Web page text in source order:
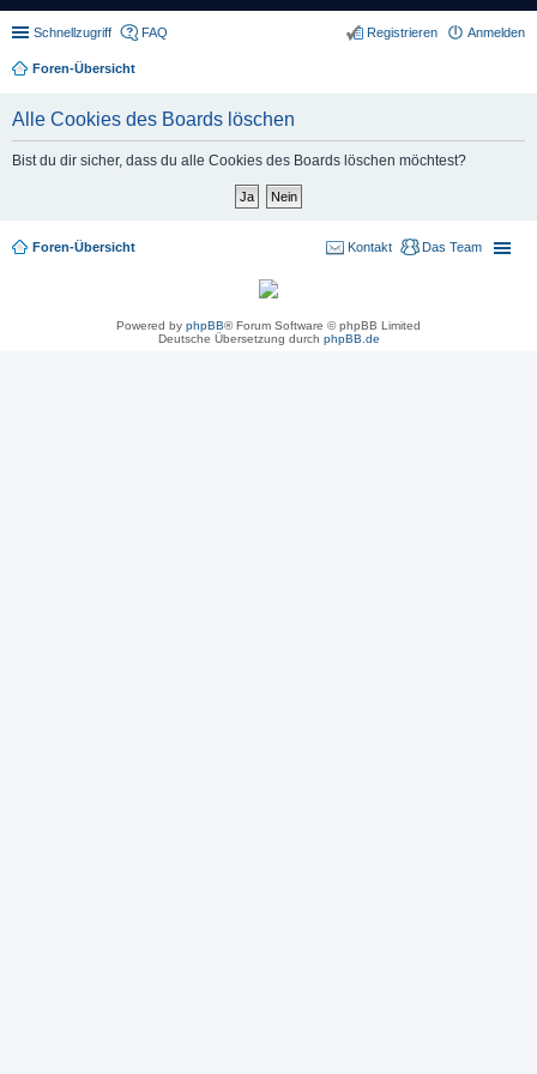
Schnellzugriff FAQ Anmelden
Registrieren
Foren-Übersicht
Alle Cookies des Boards löschen
Bist du dir sicher, dass du alle Cookies des Boards löschen möchtest?
Foren-Übersicht Das Team
Kontakt
Powered by phpBB® Forum Software © phpBB Limited
Deutsche Übersetzung durch phpBB.de